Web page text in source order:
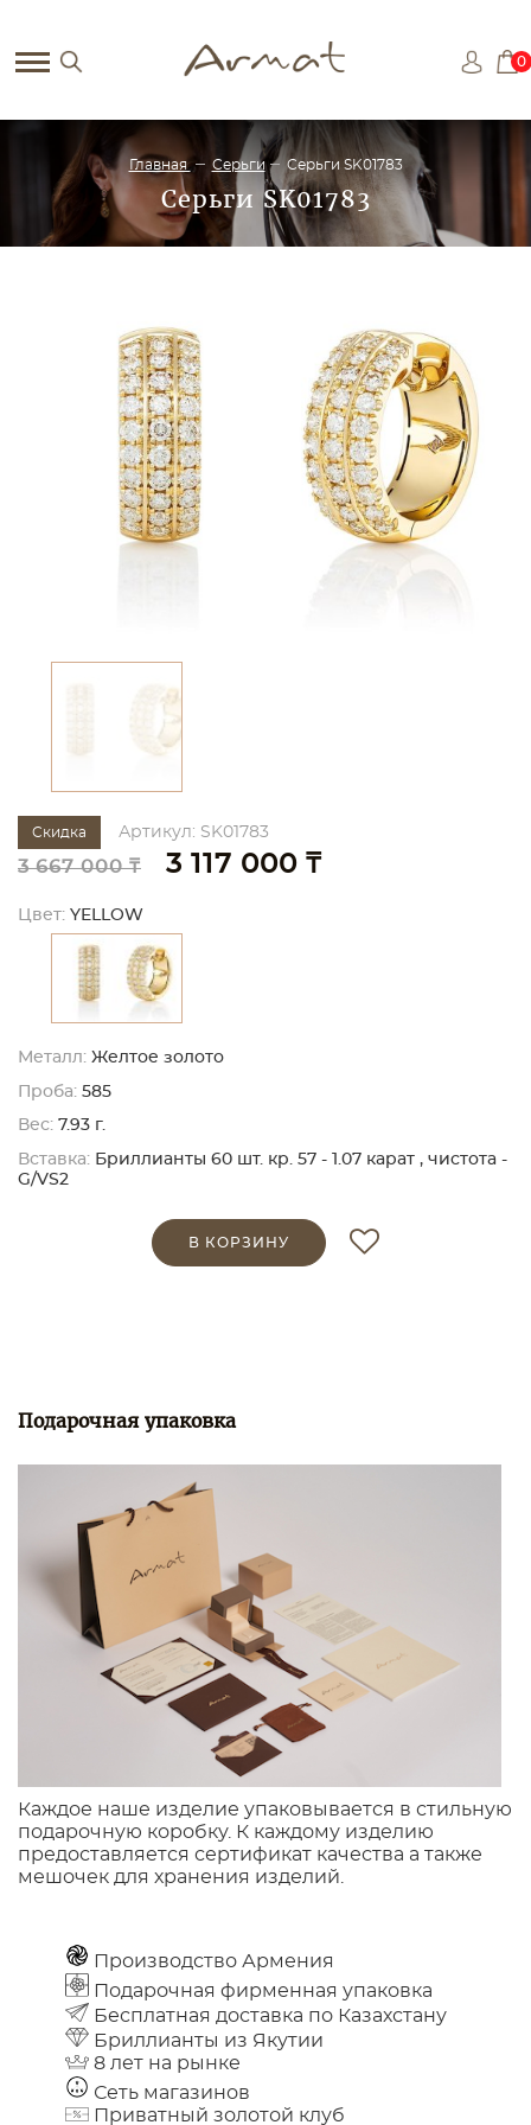
0
Главная Серьги Серьги SK01783
Серьги SK01783
Скидка Артикул: SK01783
3 667 000 ₸ 3 117 000 ₸
Цвет: YELLOW
Металл: Желтое золото
Проба: 585
Вес: 7.93 г.
Вставка: Бриллианты 60 шт. кр. 57 - 1.07 карат , чистота -
G/VS2
В КОРЗИНУ
Подарочная упаковка
Каждое наше изделие упаковывается в стильную
подарочную коробку. К каждому изделию
предоставляется сертификат качества а также
мешочек для хранения изделий.
Производство Армения
Подарочная фирменная упаковка
Бесплатная доставка по Казахстану
Бриллианты из Якутии
8 лет на рынке
Сеть магазинов
Приватный золотой клуб